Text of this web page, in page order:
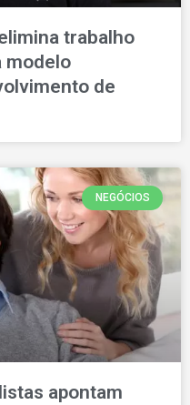
trabalho
modelo
de
NEGÓCIOS
apontam